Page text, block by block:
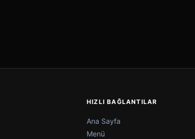
HIZLI BAĞLANTILAR
Ana Sayfa
Menü